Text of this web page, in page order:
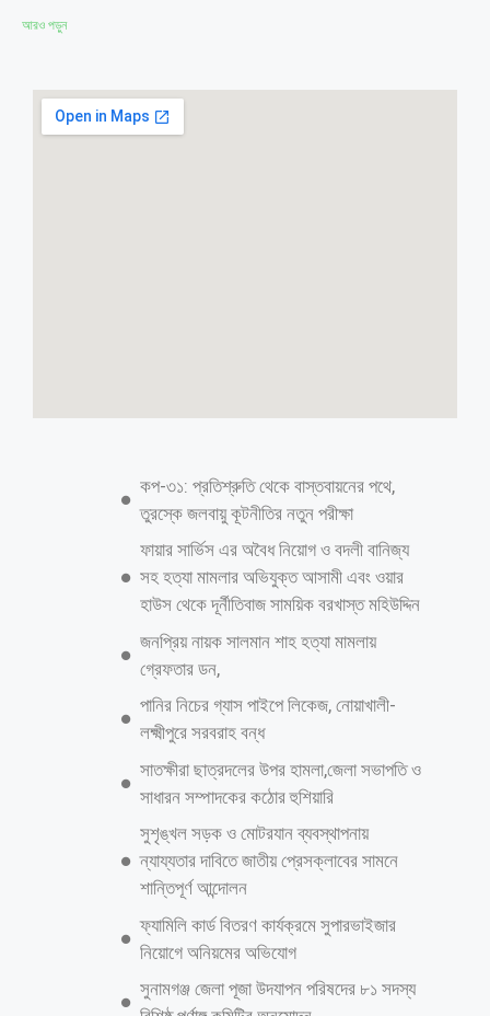
আরও পড়ুন
কপ-৩১: প্রতিশ্রুতি থেকে বাস্তবায়নের পথে,
তুরস্কে জলবায়ু কূটনীতির নতুন পরীক্ষা
ফায়ার সার্ভিস এর অবৈধ নিয়োগ ও বদলী বানিজ্য
সহ হত্যা মামলার অভিযুক্ত আসামী এবং ওয়ার
হাউস থেকে দূর্নীতিবাজ সাময়িক বরখাস্ত মহিউদ্দিন
জনপ্রিয় নায়ক সালমান শাহ হত্যা মামলায়
গ্রেফতার ডন,
পানির নিচের গ্যাস পাইপে লিকেজ, নোয়াখালী-
লক্ষ্মীপুরে সরবরাহ বন্ধ
সাতক্ষীরা ছাত্রদলের উপর হামলা,জেলা সভাপতি ও
সাধারন সম্পাদকের কঠোর হুশিয়ারি
‎সুশৃঙ্খল সড়ক ও মোটরযান ব্যবস্থাপনায়
ন্যায্যতার দাবিতে জাতীয় প্রেসক্লাবের সামনে
শান্তিপূর্ণ আন্দোলন
ফ্যামিলি কার্ড বিতরণ কার্যক্রমে সুপারভাইজার
নিয়োগে অনিয়মের অভিযোগ
সুনামগঞ্জ জেলা পূজা উদযাপন পরিষদের ৮১ সদস্য